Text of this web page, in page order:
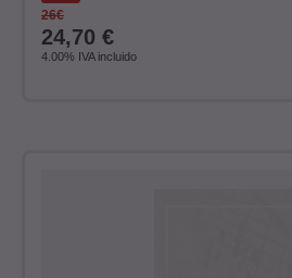
26€
24,70 €
4.00% IVA incluido